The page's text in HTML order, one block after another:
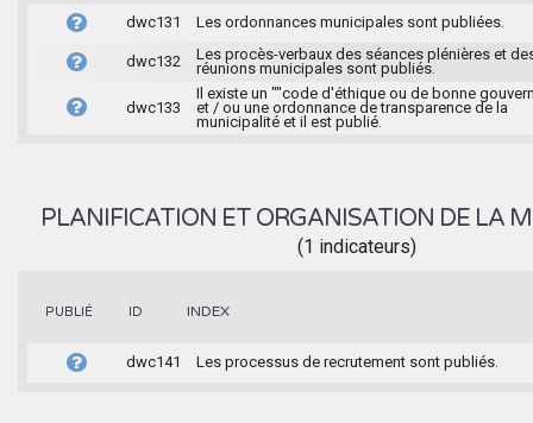
dwc131 Les ordonnances municipales sont publiées.
dwc132
Les procès-verbaux des séances plénières et
réunions municipales sont publiés.
dwc133
Il existe un ""code d'éthique ou de bonne
et / ou une ordonnance de transparence de la
municipalité et il est publié.
PLANIFICATION ET ORGANISATION DE LA
(1 indicateurs)
PUBLIÉ ID INDEX
dwc141 Les processus de recrutement sont publiés.